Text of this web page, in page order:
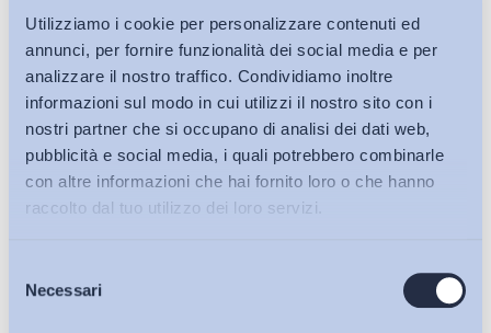
Bollettini ADAPT
Utilizziamo i cookie per personalizzare contenuti ed
annunci, per fornire funzionalità dei social media e per
analizzare il nostro traffico. Condividiamo inoltre
informazioni sul modo in cui utilizzi il nostro sito con i
nostri partner che si occupano di analisi dei dati web,
pubblicità e social media, i quali potrebbero combinarle
con altre informazioni che hai fornito loro o che hanno
raccolto dal tuo utilizzo dei loro servizi.
delNecessari